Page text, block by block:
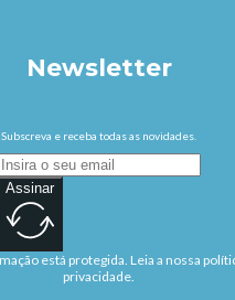
Newsletter
Subscreva e receba todas as novidades.
Assinar
está protegida. Leia a nossa
privacidade.